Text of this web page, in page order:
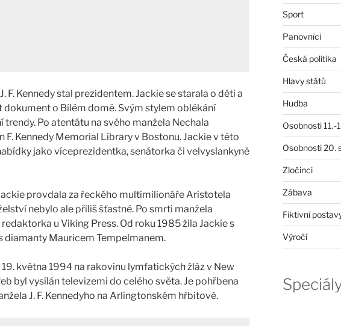
F. Kennedy stal prezidentem. Jackie se starala o děti a
dokument o Bílém domě. Svým stylem oblékání
trendy. Po atentátu na svého manžela Nechala
F. Kennedy Memorial Library v Bostonu. Jackie v této
jako víceprezidentka, senátorka či velvyslankyně
provdala za řeckého multimilionáře Aristotela
nebylo ale příliš šťastné. Po smrti manžela
u Viking Press. Od roku 1985 žila Jackie s
diamanty Mauricem Tempelmanem.
května 1994 na rakovinu lymfatických žláz v New
byl vysílán televizemi do celého světa. Je pohřbena
J. F. Kennedyho na Arlingtonském hřbitově.
Sport
Panovníci
Česká politika
Hlavy států
Hudba
Osobnosti 11.-
Osobnosti 20.
Zločinci
Zábava
Fiktivní
Výročí